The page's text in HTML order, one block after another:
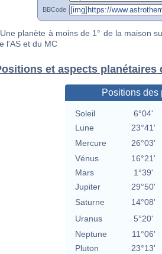
BBCode
Une planète à moins de 1° de la maison
l'AS et du MC
et aspects planétaires
Positions des
Soleil 6°04'
Lune
23°41'
Mercure
26°03'
Vénus
16°21'
Mars
1°39'
Jupiter
29°50'
Saturne
14°08'
Uranus
5°20'
Neptune
11°06'
Pluton
23°13'